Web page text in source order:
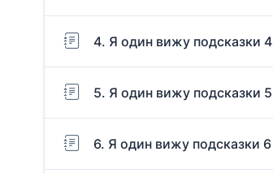
4. Я один вижу подсказки 4
5. Я один вижу подсказки 5
6. Я один вижу подсказки 6